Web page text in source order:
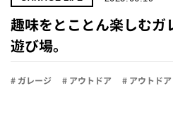
趣味をとことん楽しむガ
遊び場。
# ガレージ # アウトドア # アウトド